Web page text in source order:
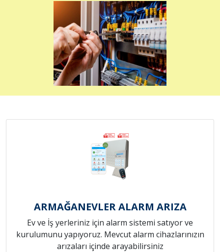
ARMAĞANEVLER ALARM ARIZA
Ev ve İş yerleriniz için alarm sistemi satıyor ve
kurulumunu yapıyoruz. Mevcut alarm cihazlarınızın
arızaları içinde arayabilirsiniz